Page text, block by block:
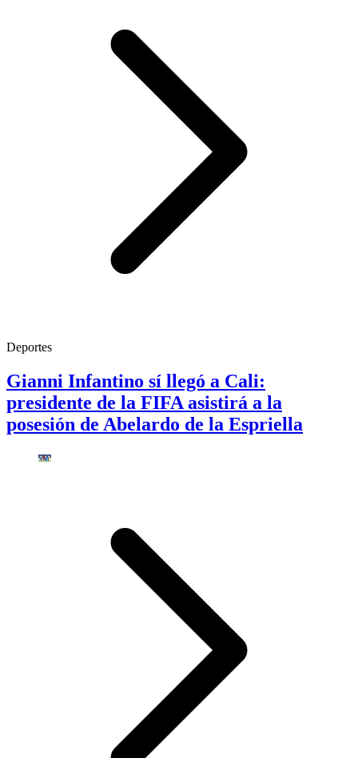
Deportes
Gianni Infantino sí llegó a Cali:
presidente de la FIFA asistirá a la
posesión de Abelardo de la Espriella